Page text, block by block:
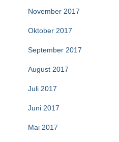
November 2017
Oktober 2017
September 2017
August 2017
Juli 2017
Juni 2017
Mai 2017